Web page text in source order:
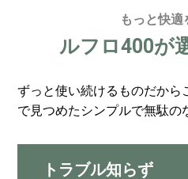
もっと快適
ルフロ400が
ずっと使い続けるものだから
で見つめたシンプルで無駄の
トラブル知らず